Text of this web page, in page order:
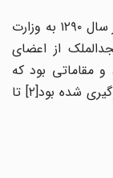
میرزا محمدخان مجدالملک برای سومین بار در سال ۱۲۹۰ به وزارت
از اعضای
بود که
توسط “میرزا ملکم ­خان برای فراماسونری عضوگیری شده بود[۲] تا